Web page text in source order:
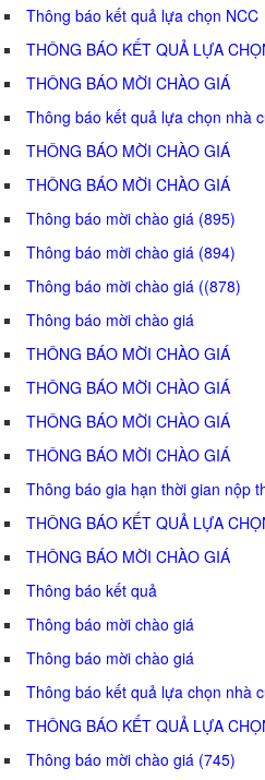
Thông báo kết quả lựa chọn NCC
THÔNG BÁO KẾT QUẢ LỰA
THÔNG BÁO MỜI CHÀO GIÁ
Thông báo kết quả lựa chọn nhà
THÔNG BÁO MỜI CHÀO GIÁ
THÔNG BÁO MỜI CHÀO GIÁ
Thông báo mời chào giá (895)
Thông báo mời chào giá (894)
Thông báo mời chào giá ((878)
Thông báo mời chào giá
THÔNG BÁO MỜI CHÀO GIÁ
THÔNG BÁO MỜI CHÀO GIÁ
THÔNG BÁO MỜI CHÀO GIÁ
THÔNG BÁO MỜI CHÀO GIÁ
Thông báo gia hạn thời gian nộp
THÔNG BÁO KẾT QUẢ LỰA
THÔNG BÁO MỜI CHÀO GIÁ
Thông báo kết quả
Thông báo mời chào giá
Thông báo mời chào giá
Thông báo kết quả lựa chọn nhà
THÔNG BÁO KẾT QUẢ LỰA
Thông báo mời chào giá (745)